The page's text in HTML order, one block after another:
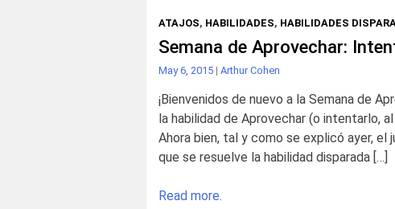
ATAJOS, HABILIDADES, HABILIDADES
Semana de Aprovechar:
May 6, 2015 | Arthur Cohen
¡Bienvenidos de nuevo a la Semana de
la habilidad de Aprovechar (o intentarlo,
Ahora bien, tal y como se explicó ayer, el
que se resuelve la habilidad disparada […]
Read more.